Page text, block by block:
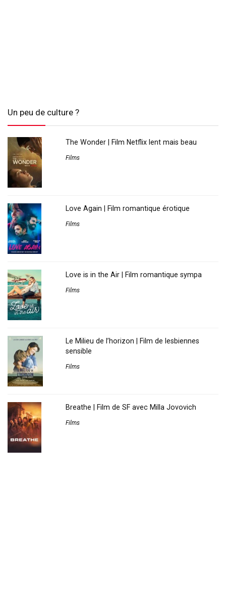
Un peu de culture ?
The Wonder | Film Netflix lent mais beau
Films
Love Again | Film romantique érotique
Films
Love is in the Air | Film romantique sympa
Films
Le Milieu de l’horizon | Film de lesbiennes
sensible
Films
Breathe | Film de SF avec Milla Jovovich
Films